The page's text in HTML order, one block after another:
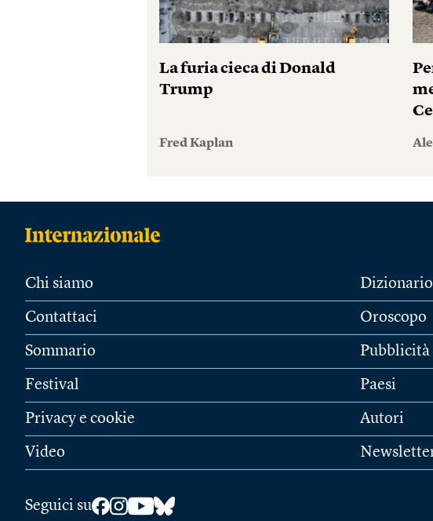
La furia cieca di Donald
Trump
Fred Kaplan
Chi siamo
Contattaci
Sommario
Festival
Privacy e cookie
Video
Oroscopo
Pubblicità
Paesi
Autori
Seguici su